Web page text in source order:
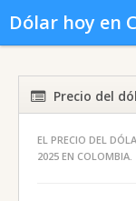
Dólar hoy en
Noticias del dólar
Precio del
EL PRECIO DEL
2025 EN COLOMBIA.